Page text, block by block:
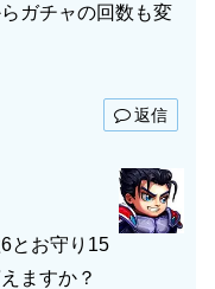
ガチャの回数も変
返信
とお守り15
ますか？